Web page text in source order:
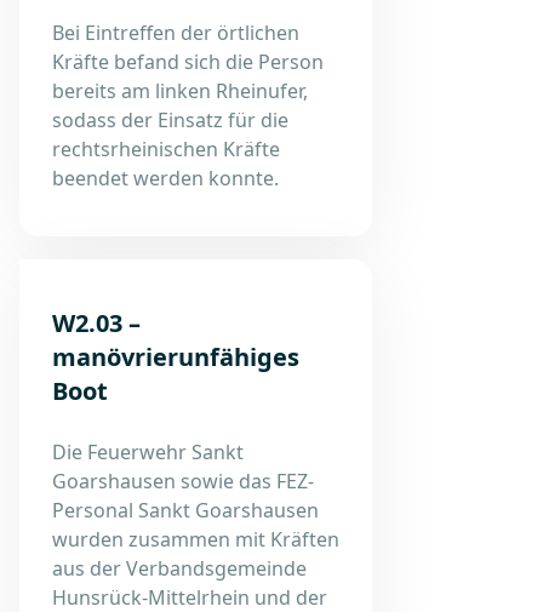
Bei Eintreffen der örtlichen
Kräfte befand sich die Person
bereits am linken Rheinufer,
sodass der Einsatz für die
rechtsrheinischen Kräfte
beendet werden konnte.
W2.03 –
manövrierunfähiges
Boot
Die Feuerwehr Sankt
Goarshausen sowie das FEZ-
Personal Sankt Goarshausen
wurden zusammen mit Kräften
aus der Verbandsgemeinde
Hunsrück-Mittelrhein und der